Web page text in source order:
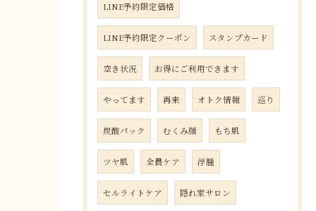
LINE予約限定価格
LINE予約限定クーポン スタンプカード
空き状況 お得にご利用できます
やってます 再来 オトク情報 巡り
炭酸パック むくみ顔 もち肌
ツヤ肌 全員ケア 浮腫
セルライトケア 隠れ家サロン